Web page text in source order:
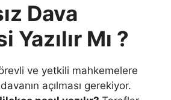
Dava
Yazılır Mı ?
ve yetkili mahkemelere
açılması gerekiyor.